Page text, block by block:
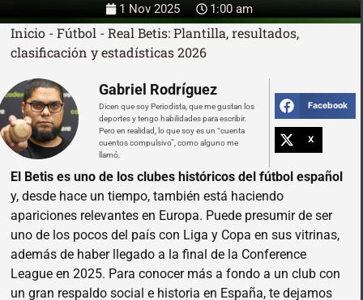
1 Nov 2025 1:00 am
Inicio - Fútbol - Real Betis: Plantilla, resultados,
clasificación y estadísticas 2026
Gabriel Rodríguez
Dicen que soy Periodista, que me gustan los
deportes y tengo habilidades para escribir.
Pero en realidad, lo que soy es un “cuenta
cuentos compulsivo”, como alguno me
llamó.
Facebook
X
El Betis es uno de los clubes históricos del fútbol español
y, desde hace un tiempo, también está haciendo
apariciones relevantes en Europa. Puede presumir de ser
uno de los pocos del país con Liga y Copa en sus vitrinas,
además de haber llegado a la final de la Conference
League en 2025. Para conocer más a fondo a un club con
un gran respaldo social e historia en España, te dejamos